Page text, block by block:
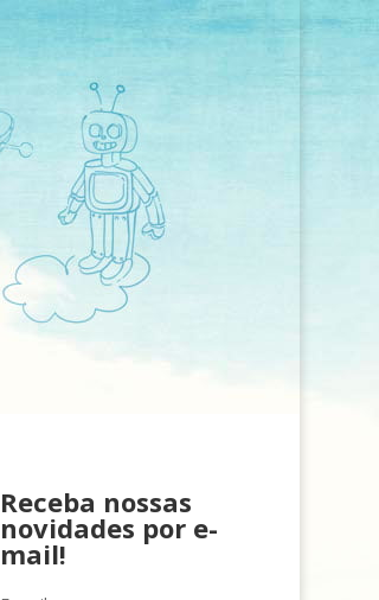
Receba nossas
novidades por e-
mail!